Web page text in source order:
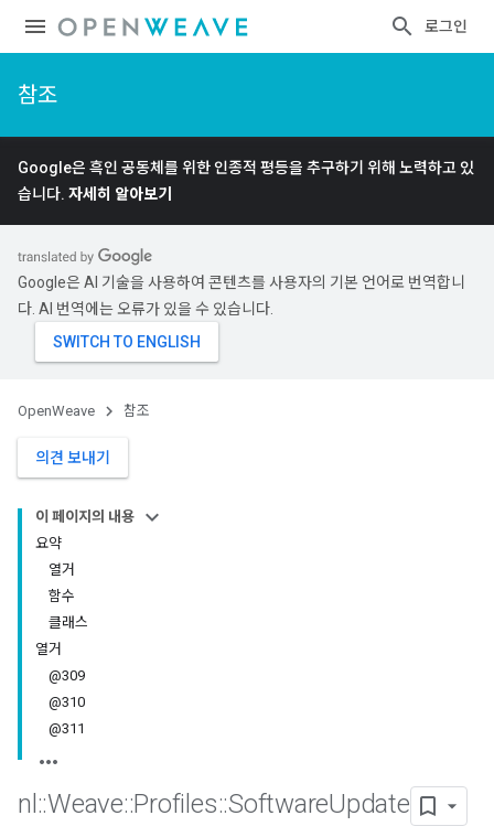
로그인
참조
Google은 흑인 공동체를 위한 인종적 평등을 추구하기 위해 노력하고 있
습니다. 자세히 알아보기
Google은 AI 기술을 사용하여 콘텐츠를 사용자의 기본 언어로 번역합니
다. AI 번역에는 오류가 있을 수 있습니다.
OpenWeave 참조
의견 보내기
이 페이지의 내용
요약
열거
함수
클래스
열거
@309
@310
@311
nl ::Weave::Profiles::SoftwareUpdate